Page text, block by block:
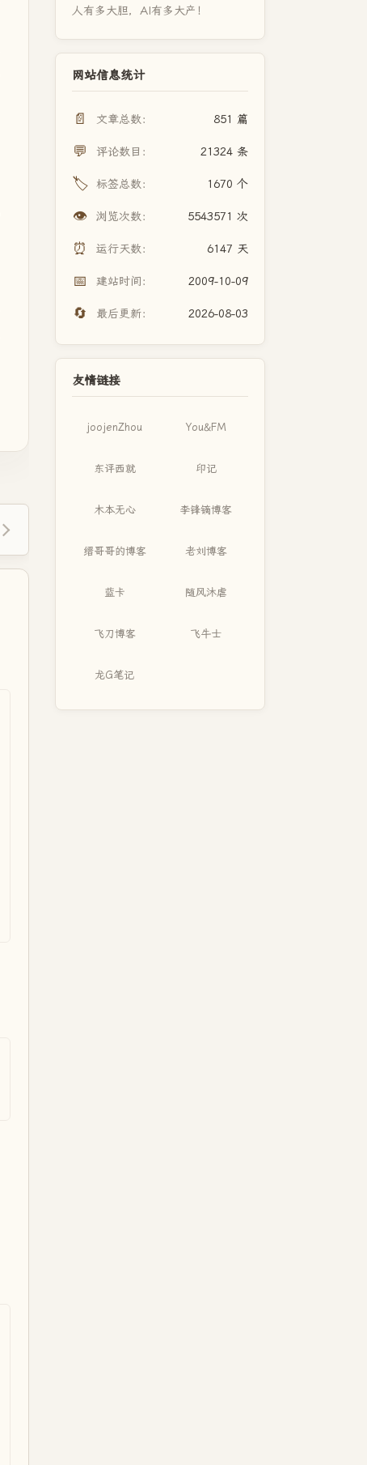
人有多大胆，AI有多大产！
网站信息统计
📄 文章总数： 851 篇
💬 评论数目： 21324 条
🏷️ 标签总数： 1670 个
👁️ 浏览次数： 5543571 次
⏰ 运行天数： 6147 天
📅 建站时间： 2009-10-09
🔄 最后更新： 2026-08-03
友情链接
joojenZhou You&FM
东评西就 印记
木本无心 李锋镝博客
缙哥哥的博客 老刘博客
蓝卡 随风沐虐
飞刀博客 飞牛士
龙G笔记